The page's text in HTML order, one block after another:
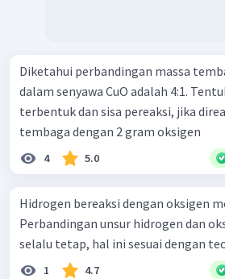
Diketahui perbandingan massa
dalam senyawa CuO adalah 4:1.
terbentuk dan sisa pereaksi, jika
tembaga dengan 2 gram oksigen
4 5.0
Hidrogen bereaksi dengan oksigen
Perbandingan unsur hidrogen dan
selalu tetap, hal ini sesuai dengan
1 4.7